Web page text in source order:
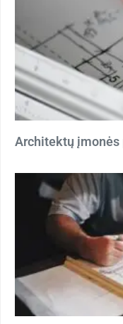
Architektų įmonės